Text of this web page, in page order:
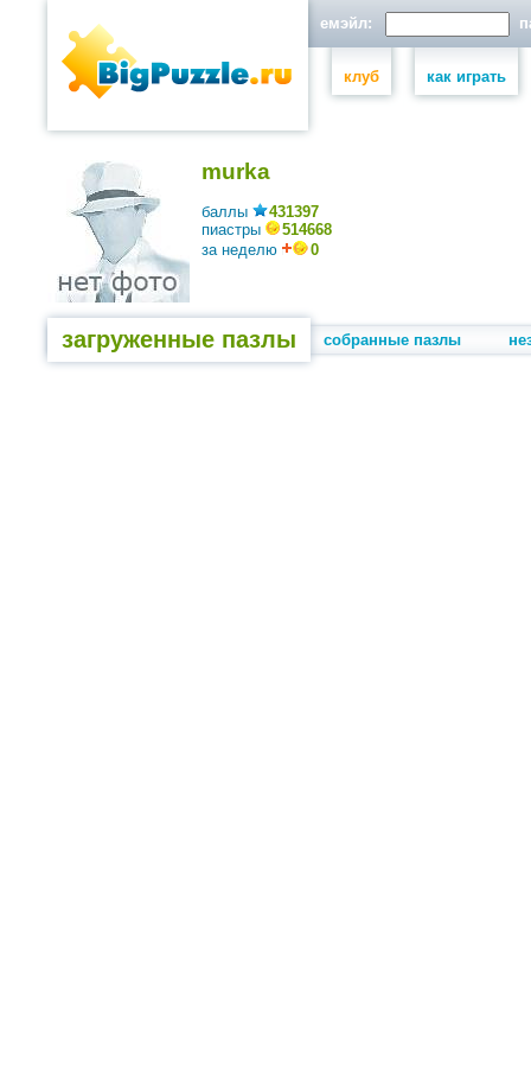
емэйл:
клуб как играть
murka
баллы
431397
пиастры
514668
за неделю
0
загруженные пазлы собранные пазлы